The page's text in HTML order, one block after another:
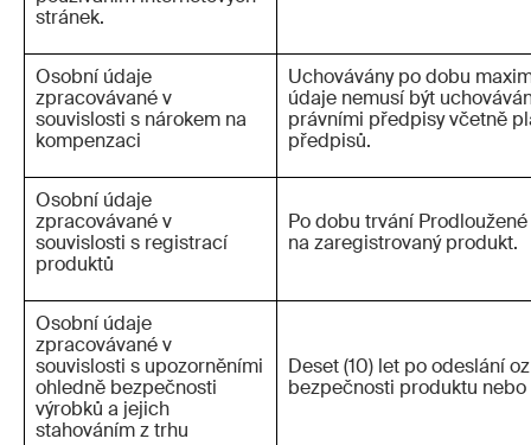
stránek.
Osobní údaje
zpracovávané v
souvislosti s nárokem na
kompenzaci
Uchovávány po dobu
údaje nemusí být
právními předpisy včetně
předpisů.
Osobní údaje
zpracovávané v
souvislosti s registrací
produktů
Po dobu trvání
na zaregistrovaný produkt.
Osobní údaje
zpracovávané v
souvislosti s upozorněními
ohledně bezpečnosti
výrobků a jejich
stahováním z trhu
Deset (10) let po odeslání
bezpečnosti produktu